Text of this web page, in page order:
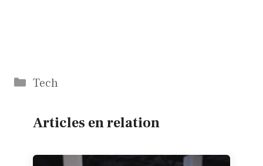
Catégories
Tech
Articles en relation